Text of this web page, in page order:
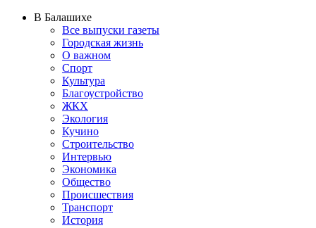
В Балашихе
Все выпуски газеты
Городская жизнь
О важном
Спорт
Культура
Благоустройство
ЖКХ
Экология
Кучино
Строительство
Интервью
Экономика
Общество
Происшествия
Транспорт
История